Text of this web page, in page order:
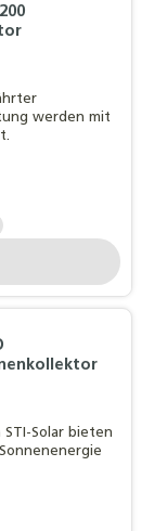
werden mit
STI-Solar bieten